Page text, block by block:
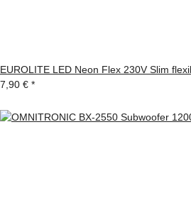
EUROLITE LED Neon Flex 230V Slim
7,90 € *